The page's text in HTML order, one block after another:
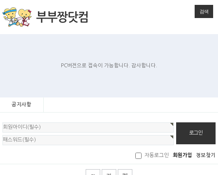
검색
PC버전으로 접속이 가능합니다. 감사합니다.
공지사항
회
원
로
그
자동로그인 회원가입 정보찾기